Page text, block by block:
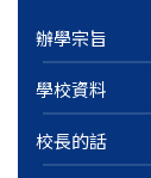
辦學宗旨
學校資料
校長的話